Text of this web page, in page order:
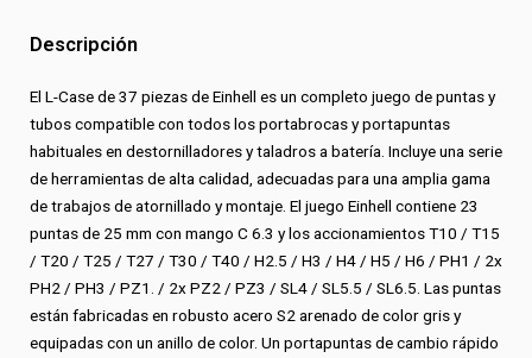
Einhell
cantidad
Descripción
El L-Case de 37 piezas de Einhell es un completo juego de puntas y
tubos compatible con todos los portabrocas y portapuntas
habituales en destornilladores y taladros a batería. Incluye una serie
de herramientas de alta calidad, adecuadas para una amplia gama
de trabajos de atornillado y montaje. El juego Einhell contiene 23
puntas de 25 mm con mango C 6.3 y los accionamientos T10 / T15
/ T20 / T25 / T27 / T30 / T40 / H2.5 / H3 / H4 / H5 / H6 / PH1 / 2x
PH2 / PH3 / PZ1. / 2x PZ2 / PZ3 / SL4 / SL5.5 / SL6.5. Las puntas
están fabricadas en robusto acero S2 arenado de color gris y
equipadas con un anillo de color. Un portapuntas de cambio rápido